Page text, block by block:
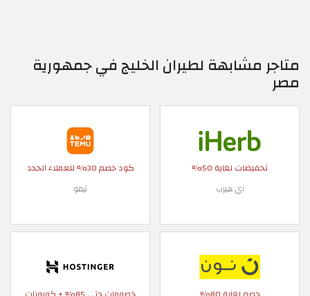
متاجر مشابهة لطيران الخليج في جمهورية
مصر
تخفيضات لغاية 50%
اي هيرب
كود خصم 30% للعملاء الجدد
تيمو